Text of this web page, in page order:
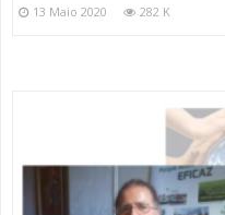
13 Maio 2020 282 K